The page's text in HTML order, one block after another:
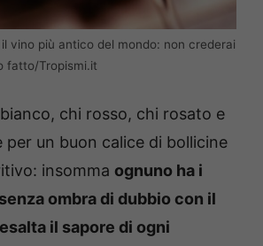
vino più antico del mondo: non crederai
fatto/Tropismi.it
bianco, chi rosso, chi rosato e
per un buon calice di bollicine
insomma ognuno ha i
ombra di dubbio con il
il sapore di ogni